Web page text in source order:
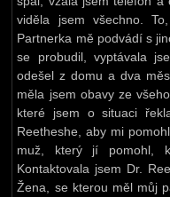
viděla jsem všechno.
Partnerka mě podvádí s
se probudil, vyptávala
odešel z domu a dva
měla jsem obavy ze
které jsem o situaci
Reetheshe, aby mi
muž, který jí pomohl,
Kontaktovala jsem Dr.
Žena, se kterou měl můj